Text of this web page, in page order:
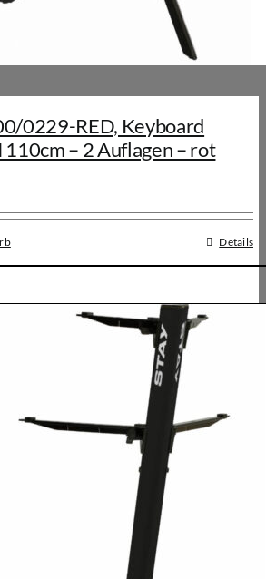
0229-RED, Keyboard
110cm – 2 Auflagen – rot
Details